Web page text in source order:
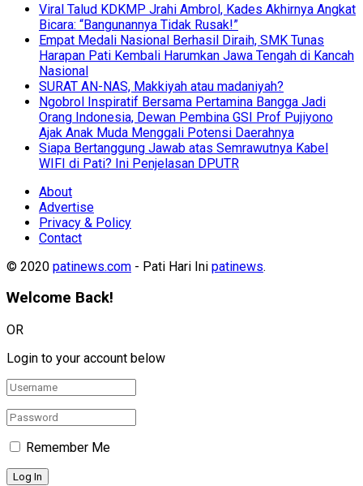
Viral Talud KDKMP Jrahi Ambrol, Kades Akhirnya Angkat
Bicara: “Bangunannya Tidak Rusak!”
Empat Medali Nasional Berhasil Diraih, SMK Tunas
Harapan Pati Kembali Harumkan Jawa Tengah di Kancah
Nasional
SURAT AN-NAS, Makkiyah atau madaniyah?
Ngobrol Inspiratif Bersama Pertamina Bangga Jadi
Orang Indonesia, Dewan Pembina GSI Prof Pujiyono
Ajak Anak Muda Menggali Potensi Daerahnya
Siapa Bertanggung Jawab atas Semrawutnya Kabel
WIFI di Pati? Ini Penjelasan DPUTR
About
Advertise
Privacy & Policy
Contact
© 2020 patinews.com - Pati Hari Ini patinews.
Welcome Back!
OR
Login to your account below
Remember Me